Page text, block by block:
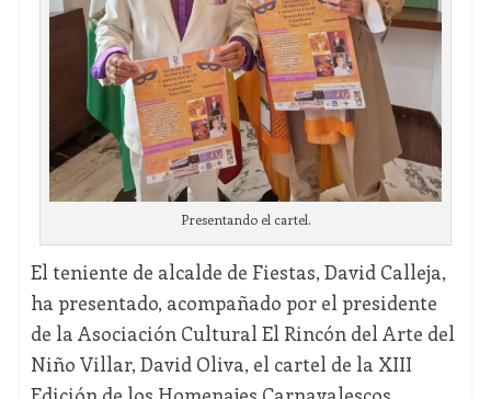
Presentando el cartel.
El teniente de alcalde de Fiestas, David Calleja,
ha presentado, acompañado por el presidente
de la Asociación Cultural El Rincón del Arte del
Niño Villar, David Oliva, el cartel de la XIII